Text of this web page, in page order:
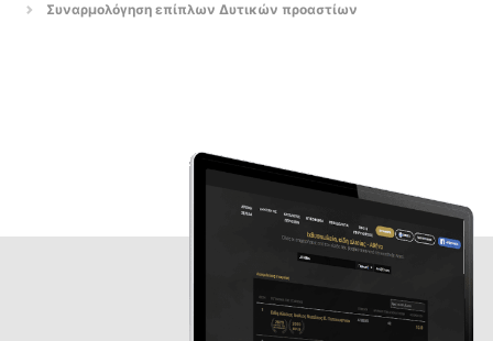
Συναρμολόγηση επίπλων Δυτικών προαστίων